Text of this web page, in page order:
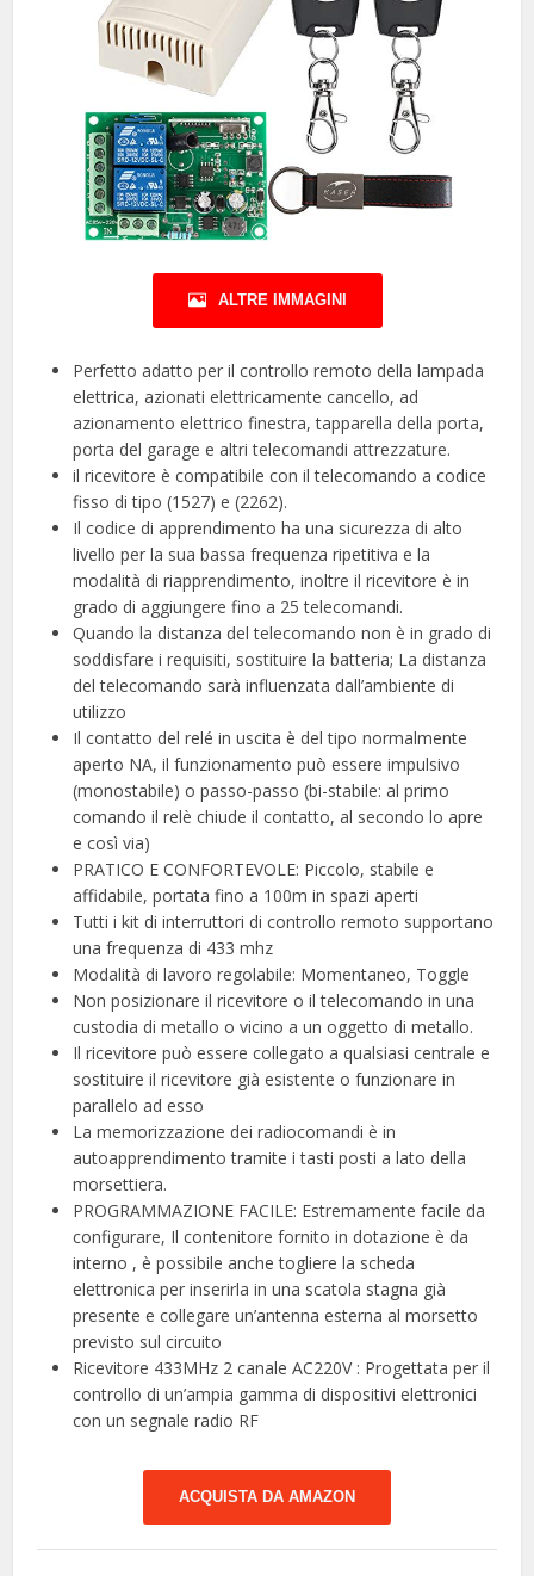
ALTRE IMMAGINI
Perfetto adatto per il controllo remoto della lampada
elettrica, azionati elettricamente cancello, ad
azionamento elettrico finestra, tapparella della porta,
porta del garage e altri telecomandi attrezzature.
il ricevitore è compatibile con il telecomando a codice
fisso di tipo (1527) e (2262).
Il codice di apprendimento ha una sicurezza di alto
livello per la sua bassa frequenza ripetitiva e la
modalità di riapprendimento, inoltre il ricevitore è in
grado di aggiungere fino a 25 telecomandi.
Quando la distanza del telecomando non è in grado di
soddisfare i requisiti, sostituire la batteria; La distanza
del telecomando sarà influenzata dall’ambiente di
utilizzo
Il contatto del relé in uscita è del tipo normalmente
aperto NA, il funzionamento può essere impulsivo
(monostabile) o passo-passo (bi-stabile: al primo
comando il relè chiude il contatto, al secondo lo apre
e così via)
PRATICO E CONFORTEVOLE: Piccolo, stabile e
affidabile, portata fino a 100m in spazi aperti
Tutti i kit di interruttori di controllo remoto supportano
una frequenza di 433 mhz
Modalità di lavoro regolabile: Momentaneo, Toggle
Non posizionare il ricevitore o il telecomando in una
custodia di metallo o vicino a un oggetto di metallo.
Il ricevitore può essere collegato a qualsiasi centrale e
sostituire il ricevitore già esistente o funzionare in
parallelo ad esso
La memorizzazione dei radiocomandi è in
autoapprendimento tramite i tasti posti a lato della
morsettiera.
PROGRAMMAZIONE FACILE: Estremamente facile da
configurare, Il contenitore fornito in dotazione è da
interno , è possibile anche togliere la scheda
elettronica per inserirla in una scatola stagna già
presente e collegare un’antenna esterna al morsetto
previsto sul circuito
Ricevitore 433MHz 2 canale AC220V : Progettata per il
controllo di un’ampia gamma di dispositivi elettronici
con un segnale radio RF
ACQUISTA DA AMAZON